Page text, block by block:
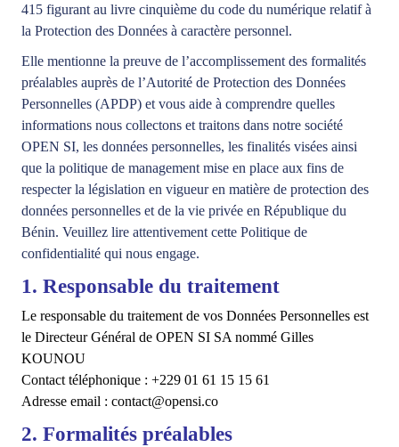
415 figurant au livre cinquième du code du numérique relatif à
la Protection des Données à caractère personnel.
Elle mentionne la preuve de l’accomplissement des formalités
préalables auprès de l’Autorité de Protection des Données
Personnelles (APDP) et vous aide à comprendre quelles
informations nous collectons et traitons dans notre société
OPEN SI, les données personnelles, les finalités visées ainsi
que la politique de management mise en place aux fins de
respecter la législation en vigueur en matière de protection des
données personnelles et de la vie privée en République du
Bénin. Veuillez lire attentivement cette Politique de
confidentialité qui nous engage.
1. Responsable du traitement
Le responsable du traitement de vos Données Personnelles est
le Directeur Général de OPEN SI SA nommé Gilles
KOUNOU
Contact téléphonique : +229 01 61 15 15 61
Adresse email : contact@opensi.co
2. Formalités préalables